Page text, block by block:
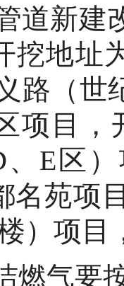
道新建
挖地址
路（世
项目
、E区
名苑项
）项
燃气